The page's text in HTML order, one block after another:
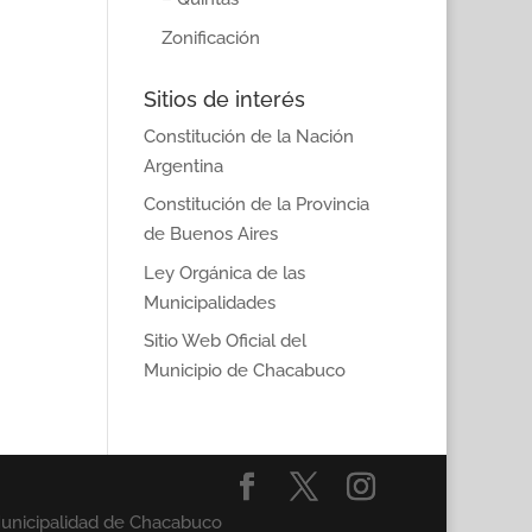
Zonificación
Sitios de interés
Constitución de la Nación
Argentina
Constitución de la Provincia
de Buenos Aires
Ley Orgánica de las
Municipalidades
Sitio Web Oficial del
Municipio de Chacabuco
de Chacabuco